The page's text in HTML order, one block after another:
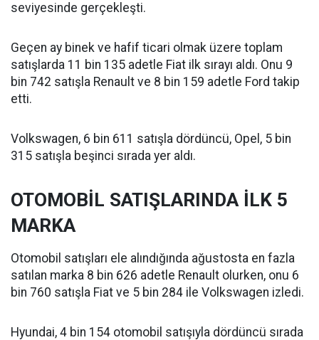
seviyesinde gerçekleşti.
Geçen ay binek ve hafif ticari olmak üzere toplam
satışlarda 11 bin 135 adetle Fiat ilk sırayı aldı. Onu 9
bin 742 satışla Renault ve 8 bin 159 adetle Ford takip
etti.
Volkswagen, 6 bin 611 satışla dördüncü, Opel, 5 bin
315 satışla beşinci sırada yer aldı.
OTOMOBİL SATIŞLARINDA İLK 5
MARKA
Otomobil satışları ele alındığında ağustosta en fazla
satılan marka 8 bin 626 adetle Renault olurken, onu 6
bin 760 satışla Fiat ve 5 bin 284 ile Volkswagen izledi.
Hyundai, 4 bin 154 otomobil satışıyla dördüncü sırada